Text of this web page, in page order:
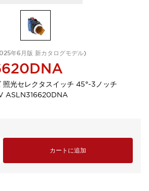
年6月版 新カタログモデル)
光セレクタスイッチ 45°-3ノッチ
ASLN316620DNA
カートに追加